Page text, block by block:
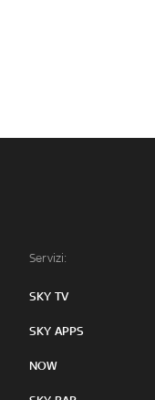
Servizi:
SKY TV
SKY APPS
NOW